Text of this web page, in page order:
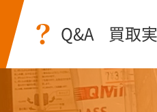
Q&A 買取